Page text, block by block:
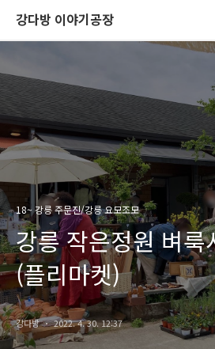
강다방 이야기공장
18~ 강릉 주문진/강릉 요모조모
강릉 작은정원 벼룩
(플리마켓)
강다방 2022. 4. 30. 12:37